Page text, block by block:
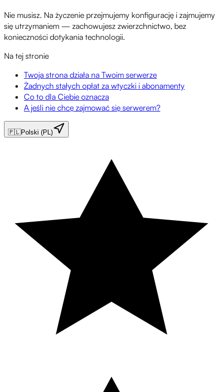
Nie musisz. Na życzenie przejmujemy konfigurację i zajmujemy
się utrzymaniem — zachowujesz zwierzchnictwo, bez
konieczności dotykania technologii.
Na tej stronie
Twoja strona działa na Twoim serwerze
Żadnych stałych opłat za wtyczki i abonamenty
Co to dla Ciebie oznacza
A jeśli nie chcę zajmować się serwerem?
🇵🇱Polski (PL)